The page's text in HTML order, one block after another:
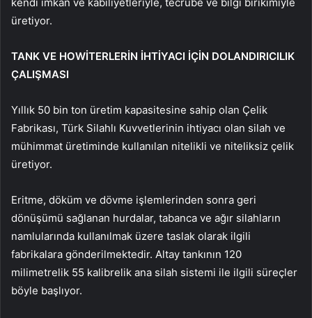
üretiyor.
TANK VE HOWİTERLERİN İHTİYACI İÇİN DOLANDIRICILIK
ÇALIŞMASI
Yıllık 50 bin ton üretim kapasitesine sahip olan Çelik
Fabrikası, Türk Silahlı Kuvvetlerinin ihtiyacı olan silah ve
mühimmat üretiminde kullanılan nitelikli ve niteliksiz çelik
üretiyor.
Eritme, döküm ve dövme işlemlerinden sonra geri
dönüşümü sağlanan hurdalar, tabanca ve ağır silahların
namlularında kullanılmak üzere taslak olarak ilgili
fabrikalara gönderilmektedir. Altay tankının 120
milimetrelik 55 kalibrelik ana silah sistemi ile ilgili süreçler
böyle başlıyor.